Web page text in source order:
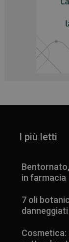
I più letti
in farmacia
7 oli
danneggiati